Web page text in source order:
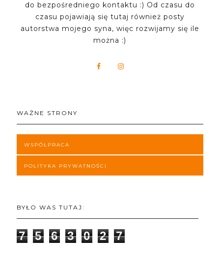
do bezpośredniego kontaktu :) Od czasu do
czasu pojawiają się tutaj również posty
autorstwa mojego syna, więc rozwijamy się ile
można :)
WAŻNE STRONY
WSPÓŁPRACA
POLITYKA PRYWATNOŚCI
BYŁO WAS TUTAJ:
7 5 6 3 0 2 7